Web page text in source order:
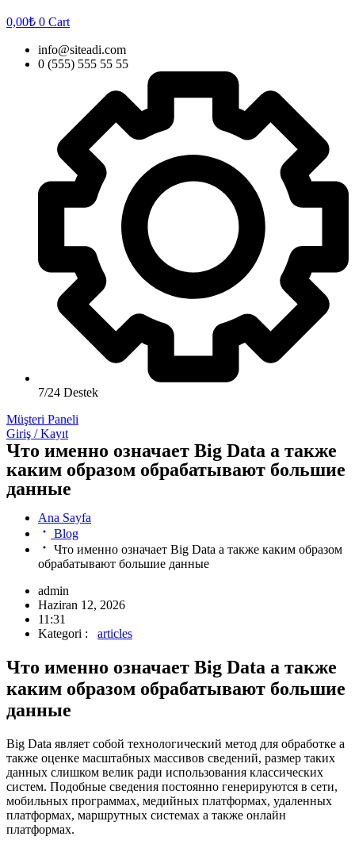
0,00₺ 0 Cart
info@siteadi.com
0 (555) 555 55 55
7/24 Destek
Müşteri Paneli
Giriş / Kayıt
Что именно означает Big Data а также
каким образом обрабатывают большие
данные
Ana Sayfa
Blog
Что именно означает Big Data а также каким образом
обрабатывают большие данные
admin
Haziran 12, 2026
11:31
Kategori :
articles
Что именно означает Big Data а также
каким образом обрабатывают большие
данные
Big Data являет собой технологический метод для обработке а
также оценке масштабных массивов сведений, размер таких
данных слишком велик ради использования классических
систем. Подобные сведения постоянно генерируются в сети,
мобильных программах, медийных платформах, удаленных
платформах, маршрутных системах а также онлайн
платформах.